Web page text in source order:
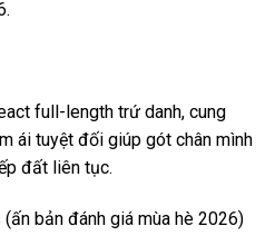
full-length trứ danh, cung
ái tuyệt đối giúp gót chân mình
đất liên tục.
bản đánh giá mùa hè 2026)